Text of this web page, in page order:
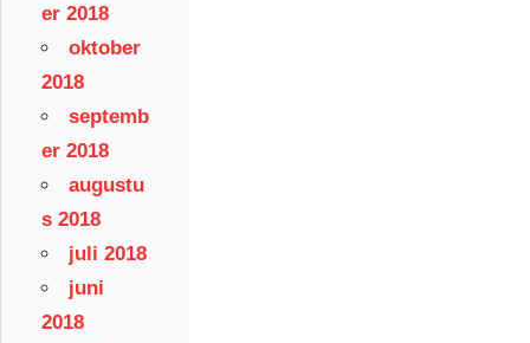
er 2018
oktober
2018
septemb
er 2018
augustu
s 2018
juli 2018
juni
2018